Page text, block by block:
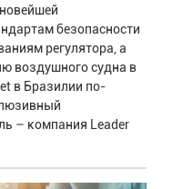
безопасности
регулятора, а
воздушного судна в
в Бразилии по-
– компания Leader